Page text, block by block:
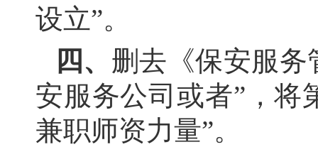
设立”。
四、 删去《保安服
安服务公司或者”，将
兼职师资力量”。